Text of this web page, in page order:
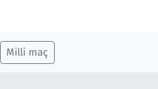
Milli maç